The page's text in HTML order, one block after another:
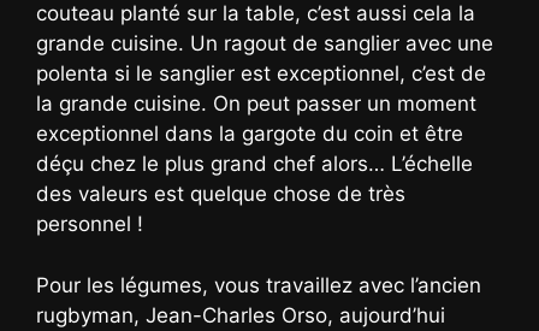
couteau planté sur la table, c’est aussi cela la
grande cuisine. Un ragout de sanglier avec une
polenta si le sanglier est exceptionnel, c’est de
la grande cuisine. On peut passer un moment
exceptionnel dans la gargote du coin et être
déçu chez le plus grand chef alors… L’échelle
des valeurs est quelque chose de très
personnel !
Pour les légumes, vous travaillez avec l’ancien
rugbyman, Jean-Charles Orso, aujourd’hui